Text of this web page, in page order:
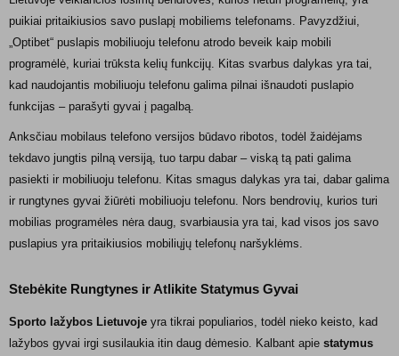
puikiai pritaikiusios savo puslapį mobiliems telefonams. Pavyzdžiui,
„Optibet“ puslapis mobiliuoju telefonu atrodo beveik kaip mobili
programėlė, kuriai trūksta kelių funkcijų. Kitas svarbus dalykas yra tai,
kad naudojantis mobiliuoju telefonu galima pilnai išnaudoti puslapio
funkcijas – parašyti gyvai į pagalbą.
Anksčiau mobilaus telefono versijos būdavo ribotos, todėl žaidėjams
tekdavo jungtis pilną versiją, tuo tarpu dabar – viską tą pati galima
pasiekti ir mobiliuoju telefonu. Kitas smagus dalykas yra tai, dabar galima
ir rungtynes gyvai žiūrėti mobiliuoju telefonu. Nors bendrovių, kurios turi
mobilias programėles nėra daug, svarbiausia yra tai, kad visos jos savo
puslapius yra pritaikiusios mobiliųjų telefonų naršyklėms.
Stebėkite Rungtynes ir Atlikite Statymus Gyvai
Sporto lažybos Lietuvoje yra tikrai populiarios, todėl nieko keisto, kad
lažybos gyvai irgi susilaukia itin daug dėmesio. Kalbant apie statymus